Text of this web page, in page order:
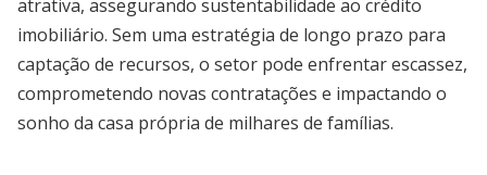
atrativa, assegurando sustentabilidade ao crédito
imobiliário. Sem uma estratégia de longo prazo para
captação de recursos, o setor pode enfrentar escassez,
comprometendo novas contratações e impactando o
sonho da casa própria de milhares de famílias.